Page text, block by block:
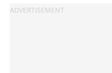
con altre informazioni che hai